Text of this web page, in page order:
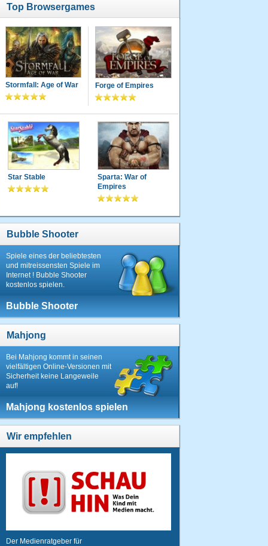
Top Browsergames
Stormfall: Age of War Forge of Empires
Star Stable
Sparta: War of
Empires
Bubble Shooter
Spiele eines der beliebtesten
und mitreissensten Spiele im
Internet ! Bubble Shooter
kostenlos spielen.
Bubble Shooter
Mahjong
Bei Mahjong kommt in seinen
vielfältigen Online-Versionen mit
Sicherheit keine Langeweile
auf!
Mahjong kostenlos spielen
Wir empfehlen
Der Medienratgeber für